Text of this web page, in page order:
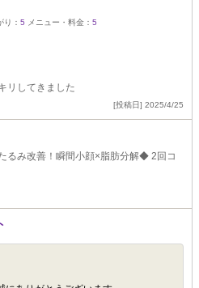
り： 5 メニュー・料金： 5
リしてきました
[投稿日] 2025/4/25
るみ改善！瞬間小顔×脂肪分解◆ 2回コ